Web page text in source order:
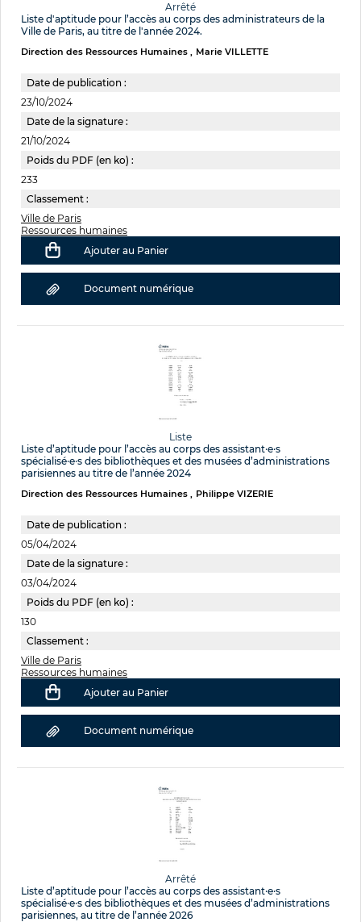
Arrêté
Liste d'aptitude pour l’accès au corps des administrateurs de la
Ville de Paris, au titre de l'année 2024.
Direction des Ressources Humaines Marie VILLETTE
Date de publication :
23/10/2024
Date de la signature :
21/10/2024
Poids du PDF (en ko) :
233
Classement :
Ville de Paris
Ressources humaines
Ajouter au Panier
Document numérique
Liste
Liste d’aptitude pour l’accès au corps des assistant·e·s
spécialisé·e·s des bibliothèques et des musées d’administrations
parisiennes au titre de l’année 2024
Direction des Ressources Humaines Philippe VIZERIE
Date de publication :
05/04/2024
Date de la signature :
03/04/2024
Poids du PDF (en ko) :
130
Classement :
Ville de Paris
Ressources humaines
Ajouter au Panier
Document numérique
Arrêté
Liste d’aptitude pour l’accès au corps des assistant·e·s
spécialisé·e·s des bibliothèques et des musées d’administrations
parisiennes, au titre de l’année 2026